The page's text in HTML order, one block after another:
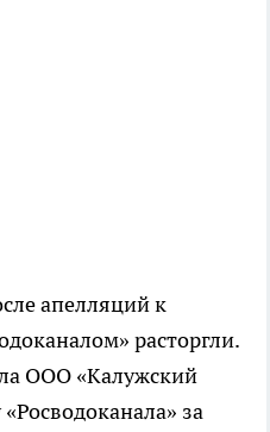
апелляций к
расторгли.
ООО «Калужский
за